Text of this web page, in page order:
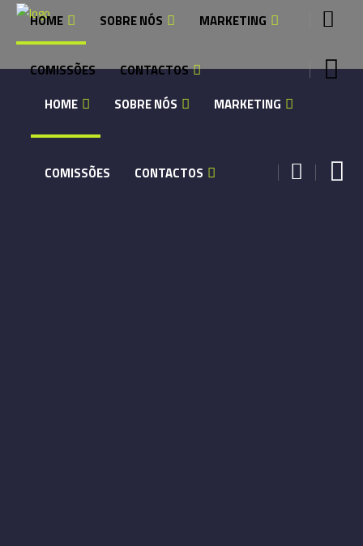
HOME SOBRE NÓS MARKETING
COMISSÕES CONTACTOS
HOME SOBRE NÓS MARKETING
COMISSÕES CONTACTOS